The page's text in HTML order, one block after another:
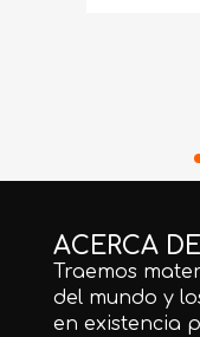
ACERCA
Traemos
del mundo y
en existencia